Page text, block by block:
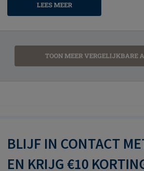
LEES MEER
TOON MEER VERGELIJKBARE
BLIJF IN CONTACT
EN KRIJG €10